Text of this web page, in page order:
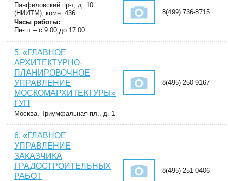
Панфиловский пр-т, д. 10
(НИИТМ), комн. 436
Часы работы:
Пн-пт – с 9.00 до 17.00
8(499) 736-8715
5. «ГЛАВНОЕ
АРХИТЕКТУРНО-
ПЛАНИРОВОЧНОЕ
УПРАВЛЕНИЕ
МОСКОМАРХИТЕКТУРЫ»
ГУП
Москва, Триумфальная пл., д. 1
8(495) 250-9167
6. «ГЛАВНОЕ
УПРАВЛЕНИЕ
ЗАКАЗЧИКА
ГРАДОСТРОИТЕЛЬНЫХ
РАБОТ
8(495) 251-0406